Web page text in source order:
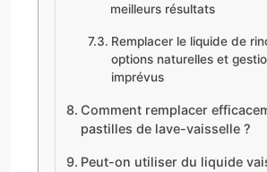
meilleurs résultats
Remplacer le liquide de
options naturelles et
imprévus
Comment remplacer
pastilles de lave-vaisselle ?
Peut-on utiliser du liquide